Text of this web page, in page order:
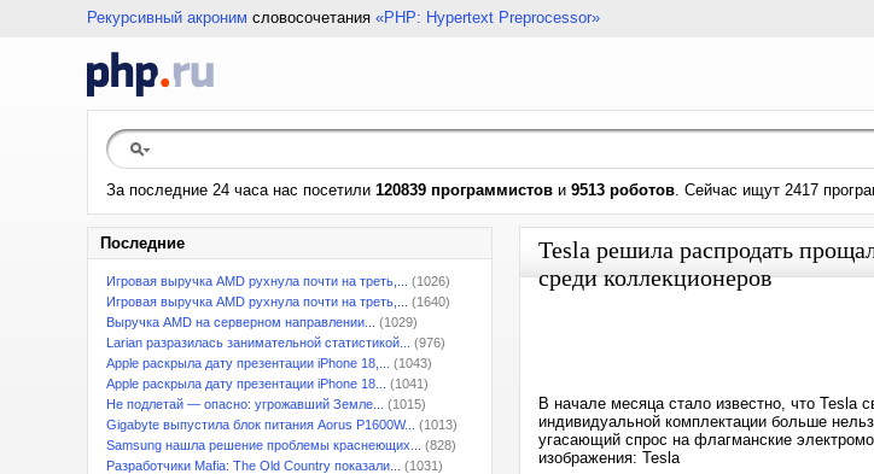
Рекурсивный акроним словосочетания «PHP: Hypertext Preprocessor»
За последние 24 часа нас посетили 120839 программистов и 9513 роботов. Сейчас ищут 2417
Последние
Игровая выручка AMD рухнула почти на треть,...
(1026)
Игровая выручка AMD рухнула почти на треть,...
(1640)
Выручка AMD на серверном направлении...
(1029)
Larian разразилась занимательной статистикой...
(976)
Apple раскрыла дату презентации iPhone 18,...
(1043)
Apple раскрыла дату презентации iPhone 18...
(1041)
Не подлетай — опасно: угрожавший Земле...
(1015)
Gigabyte выпустила блок питания Aorus P1600W...
(1013)
Samsung нашла решение проблемы краснеющих...
(828)
Разработчики Mafia: The Old Country показали...
(1031)
Tesla решила распродать
среди коллекционеров
В начале месяца стало известно, что Tesla
индивидуальной комплектации больше
угасающий спрос на флагманские
изображения: Tesla